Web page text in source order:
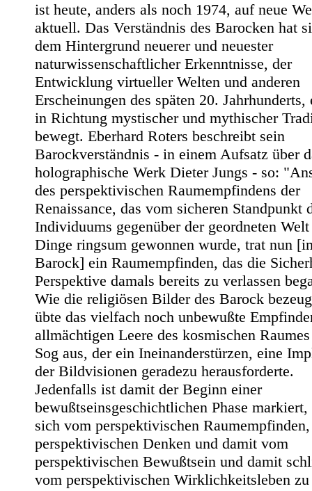
ist heute, anders als noch 1974, auf neue
aktuell. Das Verständnis des Barocken hat
dem Hintergrund neuerer und neuester
naturwissenschaftlicher Erkenntnisse, der
Entwicklung virtueller Welten und anderen
Erscheinungen des späten 20. Jahrhunderts,
in Richtung mystischer und mythischer
bewegt. Eberhard Roters beschreibt sein
Barockverständnis - in einem Aufsatz über
holographische Werk Dieter Jungs - so:
des perspektivischen Raumempfindens der
Renaissance, das vom sicheren Standpunkt
Individuums gegenüber der geordneten
Dinge ringsum gewonnen wurde, trat nun
Barock] ein Raumempfinden, das die
Perspektive damals bereits zu verlassen
Wie die religiösen Bilder des Barock
übte das vielfach noch unbewußte
allmächtigen Leere des kosmischen
Sog aus, der ein Ineinanderstürzen, eine
der Bildvisionen geradezu herausforderte.
Jedenfalls ist damit der Beginn einer
bewußtseinsgeschichtlichen Phase markiert,
sich vom perspektivischen
perspektivischen Denken und damit vom
perspektivischen Bewußtsein und damit
vom perspektivischen Wirklichkeitsleben zu